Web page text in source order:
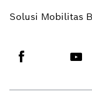
Solusi Mobilitas